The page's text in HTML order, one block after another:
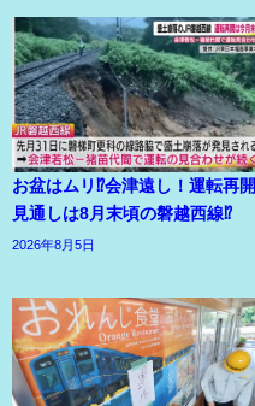
お盆はムリ⁉会津遠し！運転再開
見通しは8月末頃の磐越西線⁉
2026年8月5日